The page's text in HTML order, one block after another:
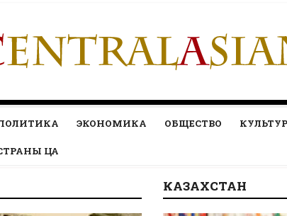
ЭКОНОМИКА ОБЩЕСТВО
ЦА
КАЗАХСТАН